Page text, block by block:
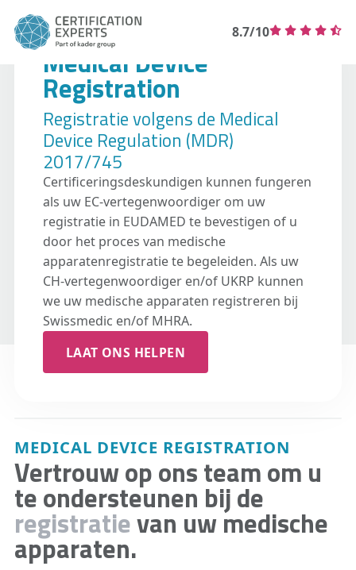
8.7/10
Medical Device
Registration
Registratie volgens de Medical
Device Regulation (MDR)
2017/745
Certificeringsdeskundigen kunnen fungeren
als uw EC-vertegenwoordiger om uw
registratie in EUDAMED te bevestigen of u
door het proces van medische
apparatenregistratie te begeleiden. Als uw
CH-vertegenwoordiger en/of UKRP kunnen
we uw medische apparaten registreren bij
Swissmedic en/of MHRA.
LAAT ONS HELPEN
MEDICAL DEVICE REGISTRATION
Vertrouw op ons team om u
te ondersteunen bij de
registratievan uw medische
apparaten.